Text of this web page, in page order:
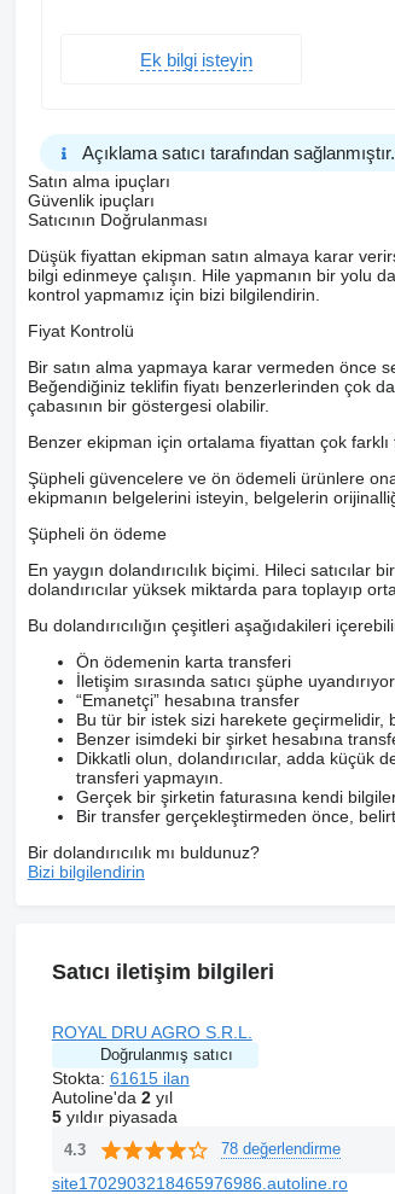
Ek bilgi isteyin
Açıklama satıcı tarafından
Satın alma ipuçları
Güvenlik ipuçları
Satıcının Doğrulanması
Düşük fiyattan ekipman satın almaya karar
bilgi edinmeye çalışın. Hile yapmanın bir yolu
kontrol yapmamız için bizi bilgilendirin.
Fiyat Kontrolü
Bir satın alma yapmaya karar vermeden önce
Beğendiğiniz teklifin fiyatı benzerlerinden çok
çabasının bir göstergesi olabilir.
Benzer ekipman için ortalama fiyattan çok farklı
Şüpheli güvencelere ve ön ödemeli ürünlere
ekipmanın belgelerini isteyin, belgelerin
Şüpheli ön ödeme
En yaygın dolandırıcılık biçimi. Hileci
dolandırıcılar yüksek miktarda para toplayıp
Bu dolandırıcılığın çeşitleri aşağıdakileri
Ön ödemenin karta transferi
İletişim sırasında satıcı şüphe
“Emanetçi” hesabına transfer
Bu tür bir istek sizi harekete geçirmelidir,
Benzer isimdeki bir şirket hesabına
Dikkatli olun, dolandırıcılar, adda küçük
transferi yapmayın.
Gerçek bir şirketin faturasına kendi
Bir transfer gerçekleştirmeden önce,
Bir dolandırıcılık mı buldunuz?
Bizi bilgilendirin
Satıcı iletişim bilgileri
ROYAL DRU AGRO S.R.L.
Doğrulanmış satıcı
Stokta: 61615 ilan
Autoline'da 2yıl
5yıldır piyasada
4.3 78 değerlendirme
site1702903218465976986.autoline.ro